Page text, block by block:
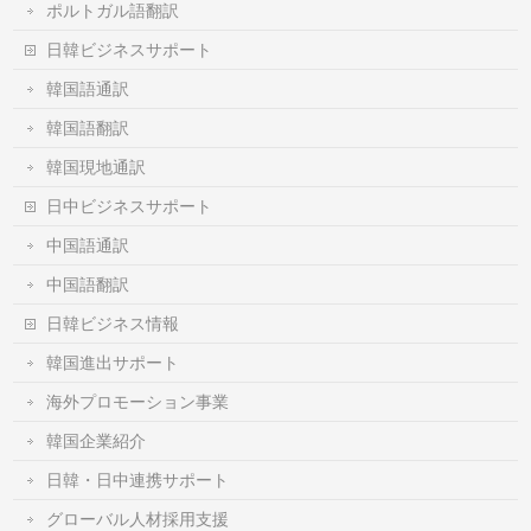
ポルトガル語翻訳
日韓ビジネスサポート
韓国語通訳
韓国語翻訳
韓国現地通訳
日中ビジネスサポート
中国語通訳
中国語翻訳
日韓ビジネス情報
韓国進出サポート
海外プロモーション事業
韓国企業紹介
日韓・日中連携サポート
グローバル人材採用支援